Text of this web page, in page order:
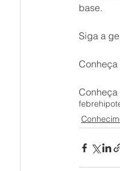
base.
Siga a
Conheça
Conheça
febre